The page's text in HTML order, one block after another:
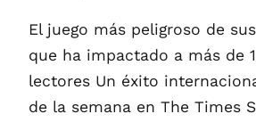
El juego más peligroso de
que ha impactado a más de
lectores Un éxito
de la semana en The Times